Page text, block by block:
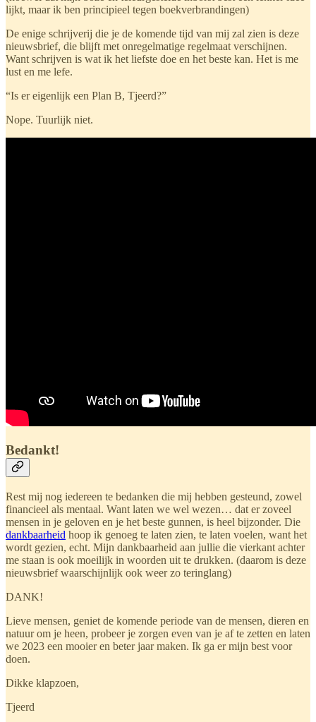
lijkt, maar ik ben principieel tegen boekverbrandingen)
De enige schrijverij die je de komende tijd van mij zal zien is deze
nieuwsbrief, die blijft met onregelmatige regelmaat verschijnen.
Want schrijven is wat ik het liefste doe en het beste kan. Het is me
lust en me lefe.
“Is er eigenlijk een Plan B, Tjeerd?”
Nope. Tuurlijk niet.
Bedankt!
Rest mij nog iedereen te bedanken die mij hebben gesteund, zowel
financieel als mentaal. Want laten we wel wezen… dat er zoveel
mensen in je geloven en je het beste gunnen, is heel bijzonder. Die
dankbaarheid hoop ik genoeg te laten zien, te laten voelen, want het
wordt gezien, echt. Mijn dankbaarheid aan jullie die vierkant achter
me staan is ook moeilijk in woorden uit te drukken. (daarom is deze
nieuwsbrief waarschijnlijk ook weer zo teringlang)
DANK!
Lieve mensen, geniet de komende periode van de mensen, dieren en
natuur om je heen, probeer je zorgen even van je af te zetten en laten
we 2023 een mooier en beter jaar maken. Ik ga er mijn best voor
doen.
Dikke klapzoen,
Tjeerd